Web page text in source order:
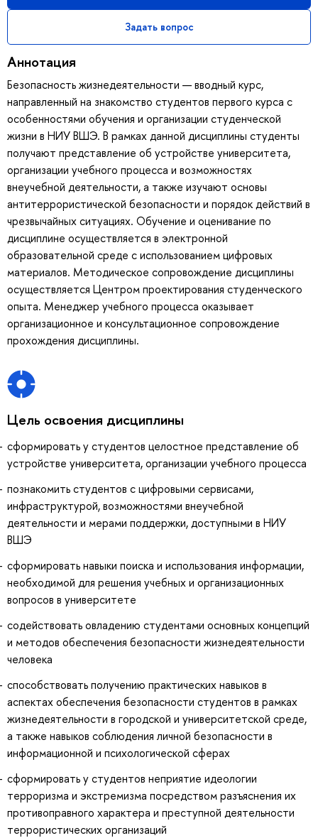
Задать вопрос
Аннотация
Безопасность жизнедеятельности — вводный курс,
направленный на знакомство студентов первого курса с
особенностями обучения и организации студенческой
жизни в НИУ ВШЭ. В рамках данной дисциплины студенты
получают представление об устройстве университета,
организации учебного процесса и возможностях
внеучебной деятельности, а также изучают основы
антитеррористической безопасности и порядок действий в
чрезвычайных ситуациях. Обучение и оценивание по
дисциплине осуществляется в электронной
образовательной среде с использованием цифровых
материалов. Методическое сопровождение дисциплины
осуществляется Центром проектирования студенческого
опыта. Менеджер учебного процесса оказывает
организационное и консультационное сопровождение
прохождения дисциплины.
Цель освоения дисциплины
сформировать у студентов целостное представление об
устройстве университета, организации учебного процесса
познакомить студентов с цифровыми сервисами,
инфраструктурой, возможностями внеучебной
деятельности и мерами поддержки, доступными в НИУ
ВШЭ
сформировать навыки поиска и использования информации,
необходимой для решения учебных и организационных
вопросов в университете
содействовать овладению студентами основных концепций
и методов обеспечения безопасности жизнедеятельности
человека
способствовать получению практических навыков в
аспектах обеспечения безопасности студентов в рамках
жизнедеятельности в городской и университетской среде,
а также навыков соблюдения личной безопасности в
информационной и психологической сферах
сформировать у студентов неприятие идеологии
терроризма и экстремизма посредством разъяснения их
противоправного характера и преступной деятельности
террористических организаций